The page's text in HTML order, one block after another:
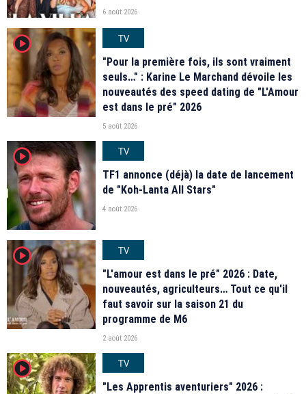
6 août 2026
player2
TV
"Pour la première fois, ils sont vraiment
seuls…" : Karine Le Marchand dévoile les
nouveautés des speed dating de "L'Amour
est dans le pré" 2026
5 août 2026
player2
TV
TF1 annonce (déjà) la date de lancement
de "Koh-Lanta All Stars"
4 août 2026
player2
TV
"L'amour est dans le pré" 2026 : Date,
nouveautés, agriculteurs… Tout ce qu'il
faut savoir sur la saison 21 du
programme de M6
2 août 2026
player2
TV
"Les Apprentis aventuriers" 2026 :